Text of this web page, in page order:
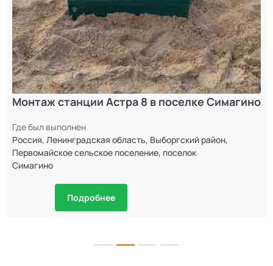
Монтаж станции Астра 8 в поселке Симагино
Где был выполнен
Россия, Ленинградская область, Выборгский район,
Первомайское сельское поселение, поселок
Симагино
Подробнее